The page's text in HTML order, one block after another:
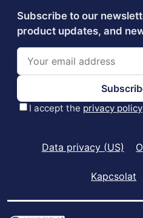
Data privacy (US)
Kapcsolat